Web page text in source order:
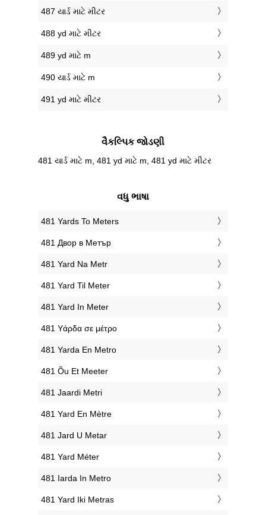
487 યાર્ડ માટે મીટર
488 yd માટે મીટર
489 yd માટે m
490 યાર્ડ માટે m
491 yd માટે મીટર
વૈકલ્પિક જોડણી
481 યાર્ડ માટે m, 481 yd માટે m, 481 yd માટે મીટર
વધુ ભાષા
‎481 Yards To Meters
‎481 Двор в Метър
‎481 Yard Na Metr
‎481 Yard Til Meter
‎481 Yard In Meter
‎481 Υάρδα σε μέτρο
‎481 Yarda En Metro
‎481 Õu Et Meeter
‎481 Jaardi Metri
‎481 Yard En Mètre
‎481 Jard U Metar
‎481 Yard Méter
‎481 Iarda In Metro
‎481 Yard Iki Metras